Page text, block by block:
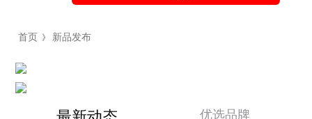
首页 》 新品发布
优选品牌